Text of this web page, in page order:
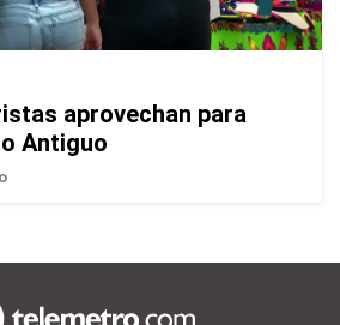
aprovechan para
Antiguo